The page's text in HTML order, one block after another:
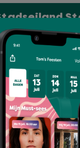
Surf
mooiste plek om
voeten in het zand,
non-stop bands,